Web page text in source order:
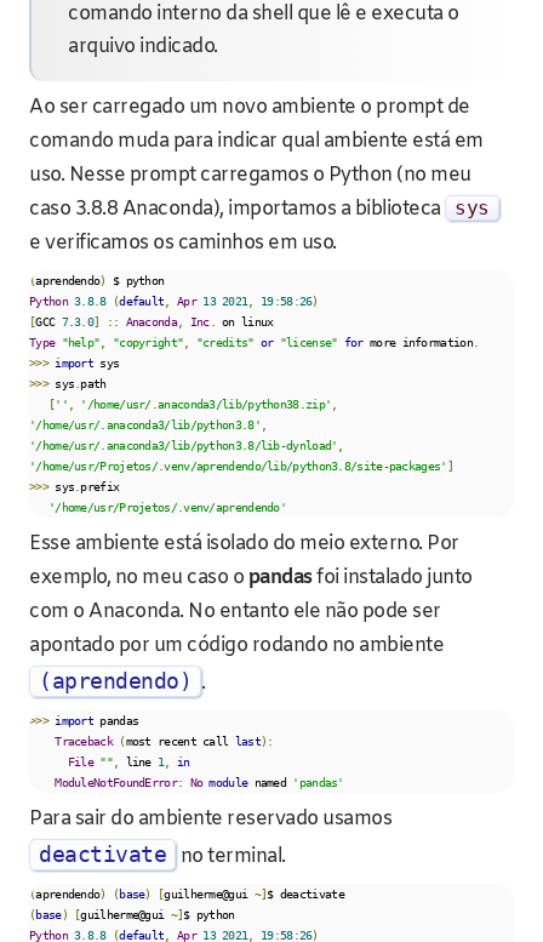
comando interno da shell que lê e executa o
arquivo indicado.
Ao ser carregado um novo ambiente o prompt de
comando muda para indicar qual ambiente está em
uso. Nesse prompt carregamos o Python (no meu
caso 3.8.8 Anaconda), importamos a biblioteca
sys
e verificamos os caminhos em uso.
(aprendendo)
$ python
Python 3.8.8 (default Apr 13 2021 19:58:26)
[GCC 7.3. 0] :: Anaconda, Inc.
on linux
Type "help" "copyright" "credits" or "license" for more information.
>>> import
>>> sys path
['' '/home/usr/.anaconda3/lib/python38.zip'
'/home/usr/.anaconda3/lib/python3.8'
'/home/usr/.anaconda3/lib/python3.8/lib-dynload'
'/home/usr/Projetos/.venv/aprendendo/lib/python3.8/site-packages' ]
>>> sys prefix
'/home/usr/Projetos/.venv/aprendendo'
Esse ambiente está isolado do meio externo. Por
exemplo, no meu caso o pandasfoi instalado junto
com o Anaconda. No entanto ele não pode ser
apontado por um código rodando no ambiente
(aprendendo) .
>>> import pandas
Traceback (most recent call last):
File "", line 1
in
ModuleNotFoundError: No module named 'pandas'
Para sair do ambiente reservado usamos
deactivate no terminal.
(aprendendo) (base) [guilherme@gui ~]
$ deactivate
(base) [guilherme@gui ~]
$ python
Python 3.8.8 (default Apr 13 2021 19:58:26)